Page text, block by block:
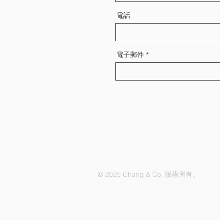
電話
電子郵件
© 2025 Chang & Co. 版權所有。